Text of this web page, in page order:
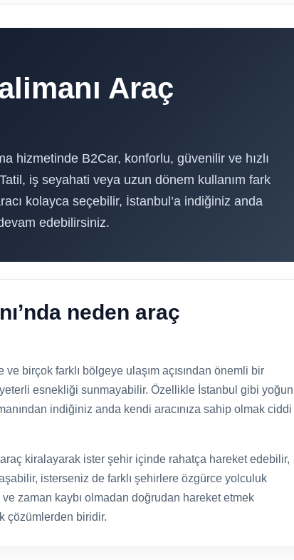
Araç
hizmetinde B2Car, konforlu, güvenilir ve hızlı
iş seyahati veya uzun dönem kullanım fark
kolayca seçebilir, İstanbul’a indiğiniz anda
edebilirsiniz.
neden araç
birçok farklı bölgeye ulaşım açısından önemli bir
yeterli esnekliği sunmayabilir. Özellikle İstanbul gibi yoğun
indiğiniz anda kendi aracınıza sahip olmak ciddi
kiralayarak ister şehir içinde rahatça hareket edebilir,
isterseniz de farklı şehirlere özgürce yolculuk
zaman kaybı olmadan doğrudan hareket etmek
çözümlerden biridir.